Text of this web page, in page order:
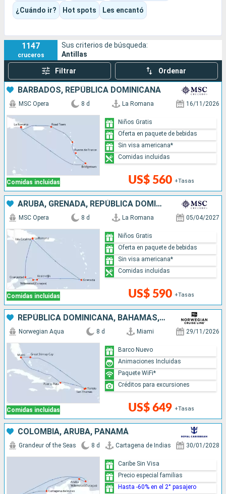
Barbados. Según el itinerario, la experiencia puede estar muy
centrada en la playa, ser más cultural o familiar, o resultar
¿Cuándo ir? Hot spots Les encantó
1147
cruceros
Sus criterios de búsqueda:
Antillas
Filtrar Ordenar
BARBADOS, REPÚBLICA DOMINICANA
Comidas incluidas
MSC Opera 8 d La Romana 16/11/2026
US$ 560 +Tasas
Niños Gratis
Oferta en paquete de bebidas
Sin visa americana*
Comidas incluidas
ARUBA, GRENADA, REPÚBLICA DOMINICANA
Comidas incluidas
MSC Opera 8 d La Romana 05/04/2027
US$ 590 +Tasas
Niños Gratis
Oferta en paquete de bebidas
Sin visa americana*
Comidas incluidas
REPÚBLICA DOMINICANA, BAHAMAS, ESTADOS UNIDOS
Comidas incluidas
Norwegian Aqua 8 d Miami 29/11/2026
US$ 649 +Tasas
Barco Nuevo
Animaciones Incluidas
Paquete WiFi*
Créditos para excursiones
COLOMBIA, ARUBA, PANAMÁ
Grandeur of the Seas 8 d Cartagena de Indias 30/01/2028
Caribe Sin Visa
Precio especial familias
Hasta -60% en el 2° pasajero